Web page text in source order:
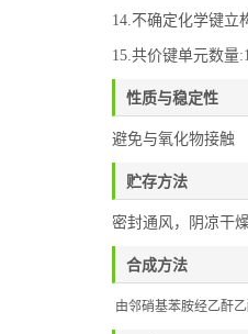
14.不确定化学键立
15.共价键单元数量:1
性质与稳定性
避免与氧化物接触
贮存方法
密封通风，阴凉干
合成方法
由邻硝基苯胺经乙酐乙